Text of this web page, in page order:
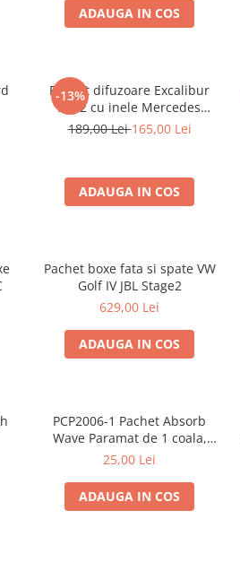
ADAUGA IN COS
-13%
Pachet difuzoare Excalibur
X172 cu inele Mercedes
Vito/Viano W639, VW Crafter
189,00 Lei165,00 Lei
ADAUGA IN COS
Pachet boxe fata si spate VW
Golf IV JBL Stage2
629,00 Lei
ADAUGA IN COS
PCP2006-1 Pachet Absorb
Wave Paramat de 1 coala,
spuma de 16mm grosime,
25,00 Lei
ADAUGA IN COS